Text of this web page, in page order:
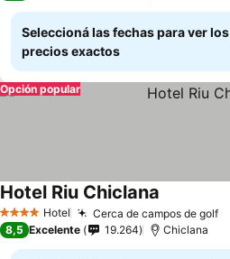
Seleccioná las fechas para ver los
precios exactos
Opción popular
4 EstrellasHotel Cerca de campos de golf
Hotel Riu Chiclana
8,5 Excelente 19.264 Chiclana